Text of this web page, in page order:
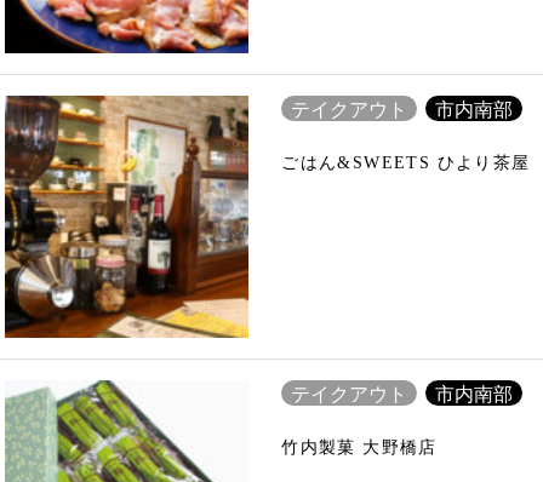
テイクアウト 市内南部
ごはん&SWEETS ひより茶屋
テイクアウト 市内南部
竹内製菓 大野橋店